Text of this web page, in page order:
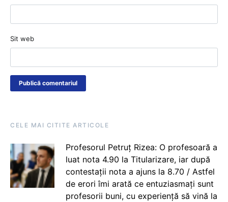
Sit web
CELE MAI CITITE ARTICOLE
Profesorul Petruț Rizea: O profesoară a
luat nota 4.90 la Titularizare, iar după
contestații nota a ajuns la 8.70 / Astfel
de erori îmi arată ce entuziasmați sunt
profesorii buni, cu experiență să vină la